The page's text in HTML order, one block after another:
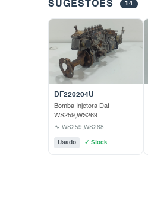
SUGESTÕES 14
DF220204U
Bomba Injetora Daf
WS259;WS269
🔧 WS259;WS268
Usado ✓ Stock